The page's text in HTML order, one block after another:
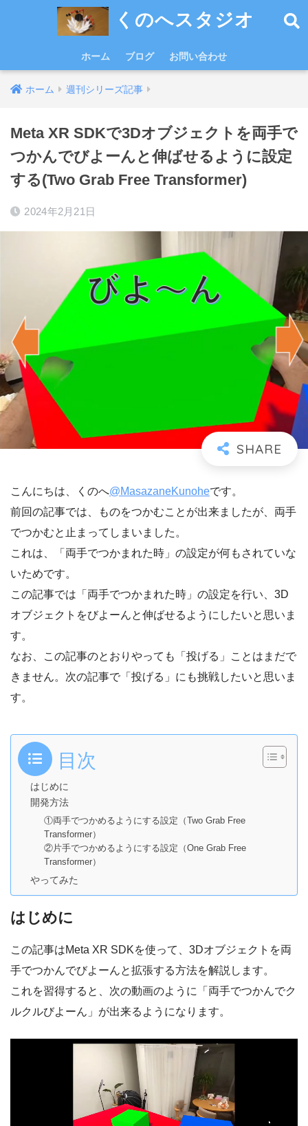
くのへスタジオ
ホーム ブログ お問い合わせ
ホーム 週刊シリーズ記事
Meta XR SDKで3Dオブジェクトを両手で
つかんでびよーんと伸ばせるように設定
する(Two Grab Free Transformer)
2024年2月21日
こんにちは、くのへ@MasazaneKunoheです。
前回の記事では、ものをつかむことが出来ましたが、両手
でつかむと止まってしまいました。
これは、「両手でつかまれた時」の設定が何もされていな
いためです。
この記事では「両手でつかまれた時」の設定を行い、3D
オブジェクトをびよーんと伸ばせるようにしたいと思いま
す。
なお、この記事のとおりやっても「投げる」ことはまだで
きません。次の記事で「投げる」にも挑戦したいと思いま
す。
目次
はじめに
開発方法
①両手でつかめるようにする設定（Two Grab Free
Transformer）
②片手でつかめるようにする設定（One Grab Free
Transformer）
やってみた
はじめに
この記事はMeta XR SDKを使って、3Dオブジェクトを両
手でつかんでびよーんと拡張する方法を解説します。
これを習得すると、次の動画のように「両手でつかんでク
ルクルびよーん」が出来るようになります。